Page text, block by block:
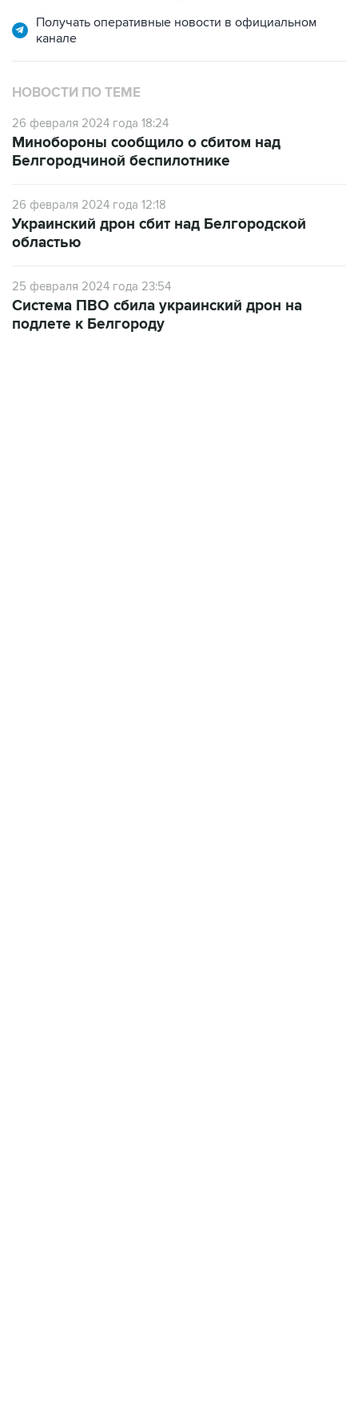
Получать оперативные новости в официальном
канале
НОВОСТИ ПО ТЕМЕ
26 февраля 2024 года 18:24
Минобороны сообщило о сбитом над
Белгородчиной беспилотнике
26 февраля 2024 года 12:18
Украинский дрон сбит над Белгородской
областью
25 февраля 2024 года 23:54
Система ПВО сбила украинский дрон на
подлете к Белгороду